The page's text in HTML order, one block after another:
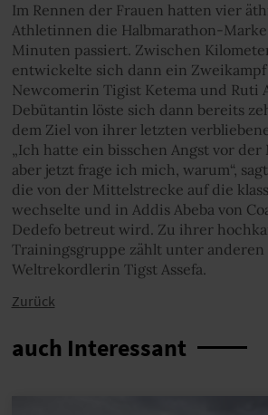
Im Rennen der Frauen hatten vier
Athletinnen die Halbmarathon-Marke
Minuten passiert. Zwischen
entwickelte sich dann ein
Newcomerin Tigist Ketema und Ruti
Debütantin löste sich dann bereits
dem Ziel von ihrer letzten
„Ich hatte ein bisschen Angst vor
aber jetzt frage ich mich, warum“,
die von der Mittelstrecke auf die
wechselte und in Addis Abeba von
Dedefo betreut wird. Zu ihrer
Trainingsgruppe zählt unter
Weltrekordlerin Tigst Assefa.
Zurück
auch Interessant